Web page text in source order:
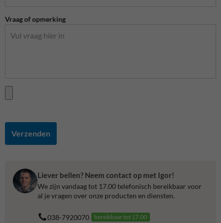
Vraag of opmerking
Verzenden
Liever bellen? Neem contact op met Igor!
We zijn vandaag tot 17.00 telefonisch bereikbaar voor
al je vragen over onze producten en diensten.
038-7920070 bereikbaar tot 17.00